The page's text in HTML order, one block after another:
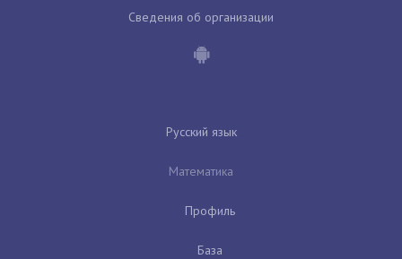
Сведения об организации
Русский язык
Математика
Профиль
База